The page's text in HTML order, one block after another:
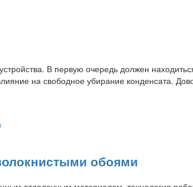
В первую очередь должен
на свободное убирание конденсата.
обоями